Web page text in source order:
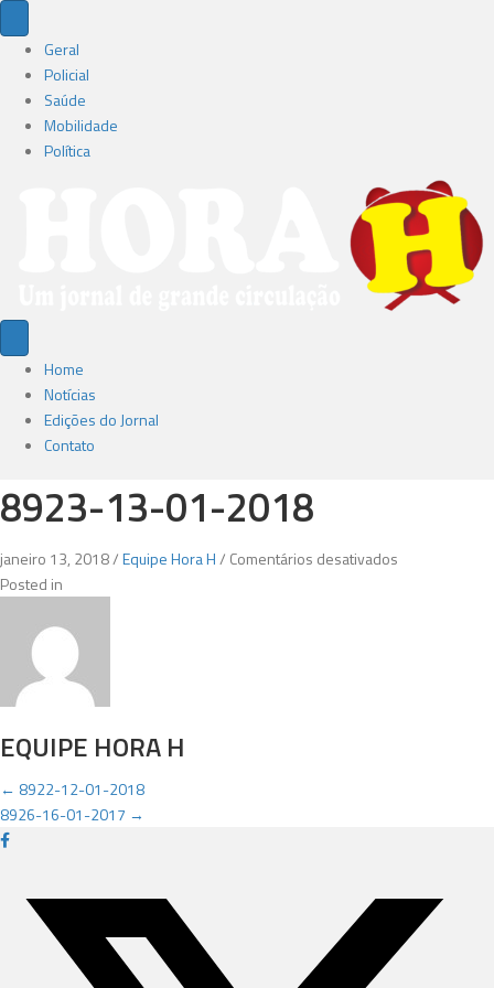
Geral
Policial
Saúde
Mobilidade
Política
Home
Notícias
Edições do Jornal
Contato
8923-13-01-2018
janeiro 13, 2018/Equipe Hora H/ Comentários desativados
Posted in
EQUIPE HORA H
POSTS
NAVIGATION
← 8922-12-01-2018
8926-16-01-2017 →